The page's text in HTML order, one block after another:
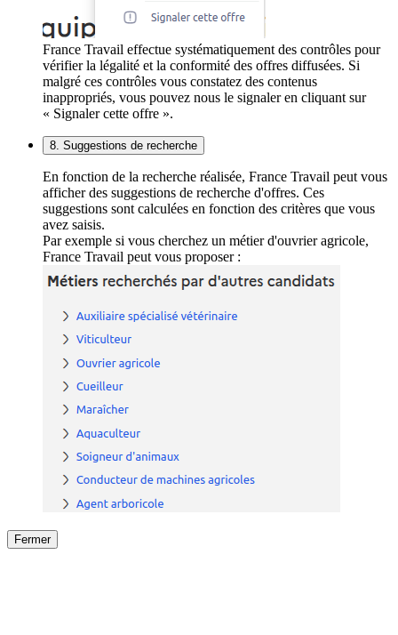
France Travail effectue systématiquement des contrôles pour
vérifier la légalité et la conformité des offres diffusées. Si
malgré ces contrôles vous constatez des contenus
inappropriés, vous pouvez nous le signaler en cliquant sur
« Signaler cette offre ».
8. Suggestions de recherche
En fonction de la recherche réalisée, France Travail peut vous
afficher des suggestions de recherche d'offres. Ces
suggestions sont calculées en fonction des critères que vous
avez saisis.
Par exemple si vous cherchez un métier d'ouvrier agricole,
France Travail peut vous proposer :
Fermer